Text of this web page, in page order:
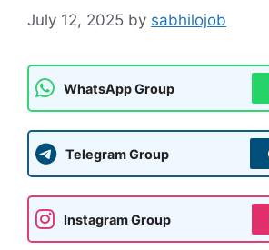
July 12, 2025 by sabhilojob
WhatsApp Group
Telegram Group
Instagram Group